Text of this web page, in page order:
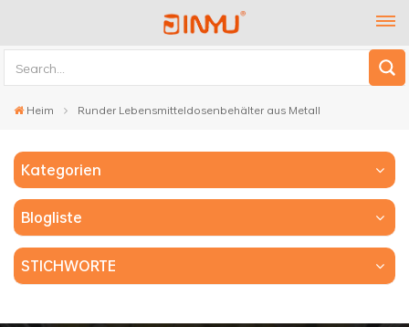
Heim Runder Lebensmitteldosenbehälter aus Metall
Kategorien
Blogliste
STICHWORTE